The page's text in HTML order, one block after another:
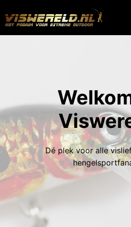
naar
Dé plek voor alle